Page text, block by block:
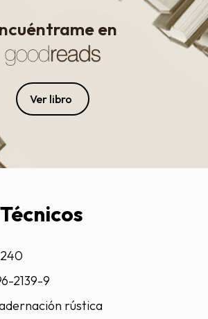
en
Ver libro
240
2139-9
rústica